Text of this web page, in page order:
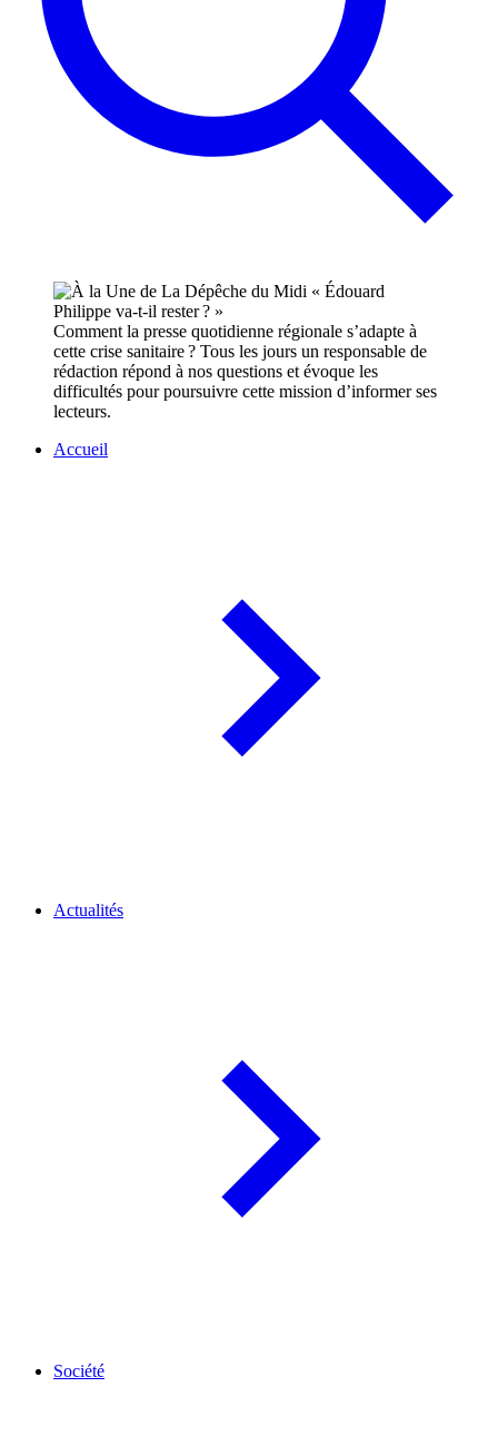
Comment la presse quotidienne régionale s’adapte à
cette crise sanitaire ? Tous les jours un responsable de
rédaction répond à nos questions et évoque les
difficultés pour poursuivre cette mission d’informer ses
lecteurs.
Accueil
Actualités
Société